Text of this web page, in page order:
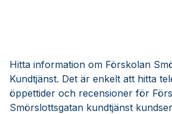
Hitta information om Förskolan
Kundtjänst. Det är enkelt att hitta
öppettider och recensioner för
Smörslottsgatan kundtjänst